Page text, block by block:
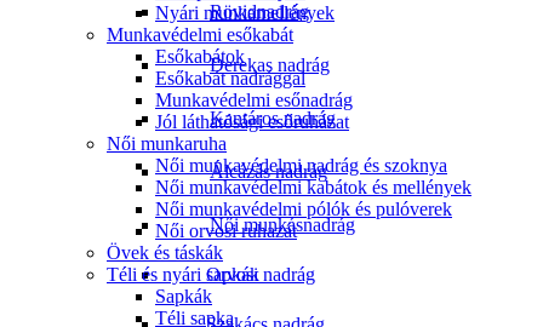
Rövidnadrág
Derekas nadrág
Kantáros nadrág
Álcázás nadrág
Női munkásnadrág
Orvosi nadrág
Nyári munkamellények
Munkavédelmi esőkabát
Esőkabátok
Esőkabát nadrággal
Munkavédelmi esőnadrág
Jól láthatósági esőruházat
Női munkaruha
Női munkavédelmi nadrág és szoknya
Női munkavédelmi kabátok és mellények
Női munkavédelmi pólók és pulóverek
Női orvosi ruhazát
Övek és táskák
Téli és nyári sapkák
Sapkák
Téli sapka